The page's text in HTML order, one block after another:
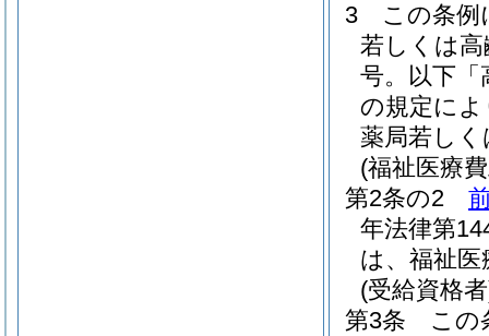
3
この条例
若しくは
号。以下「
の規定に
薬局若し
(福祉医療
第2条の2
年法律第
は、福祉
(受給資格
第3条
この